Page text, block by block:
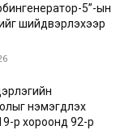
5”-ын
шийдвэрлэхээр
нэмэгдүүлэх
р хороонд 92-р